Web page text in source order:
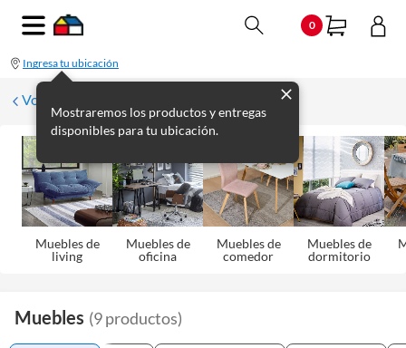
0
Ingresa tu ubicación
Mostraremos los productos y entregas
disponibles para tu ubicación.
Volver
Muebles de
living
Muebles de
oficina
Muebles de
comedor
Muebles de
dormitorio
Muebles (9productos)